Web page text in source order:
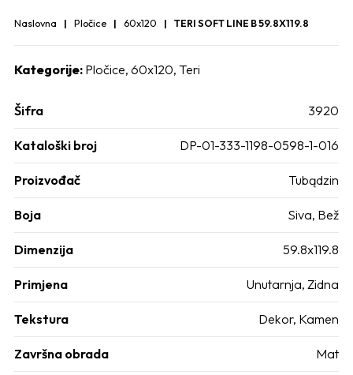
Naslovna Pločice 60x120 TERI SOFT LINE B 59.8X119.8
Kategorije: Pločice, 60x120, Teri
Šifra 3920
Kataloški broj DP-01-333-1198-0598-1-016
Proizvođač Tubądzin
Boja Siva, Bež
Dimenzija 59.8x119.8
Primjena Unutarnja, Zidna
Tekstura Dekor, Kamen
Završna obrada Mat